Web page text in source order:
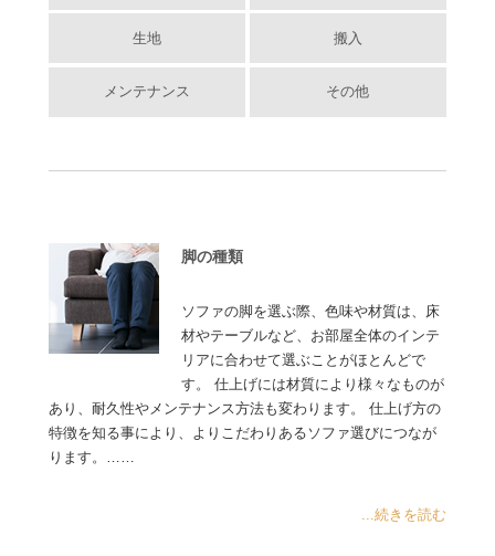
生地 搬入
メンテナンス その他
脚の種類
ソファの脚を選ぶ際、色味や材質は、床
材やテーブルなど、お部屋全体のインテ
リアに合わせて選ぶことがほとんどで
す。 仕上げには材質により様々なものが
あり、耐久性やメンテナンス方法も変わります。 仕上げ方の
特徴を知る事により、よりこだわりあるソファ選びにつなが
ります。……
...続きを読む